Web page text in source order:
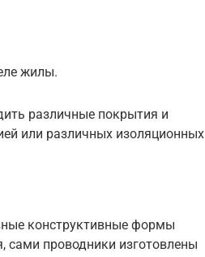
жилы.
различные покрытия и
или различных изоляционных
конструктивные формы
сами проводники изготовлены